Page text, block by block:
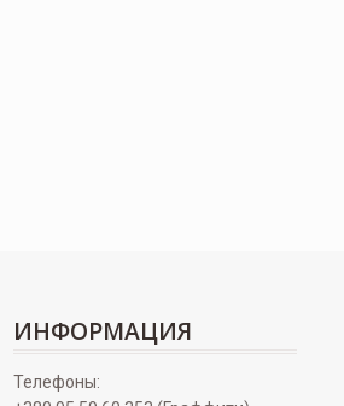
ИНФОРМАЦИЯ
Телефоны: